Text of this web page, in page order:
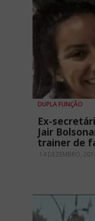
DUPLA FUNÇÃO
Ex-
Jair
trainer de
14 DEZEMBRO,